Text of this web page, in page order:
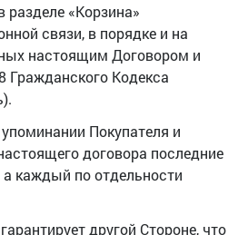
разделе «Корзина»
связи, в порядке и на
настоящим Договором и
Гражданского Кодекса
Покупателя и
договора последние
каждый по отдельности
другой Стороне, что